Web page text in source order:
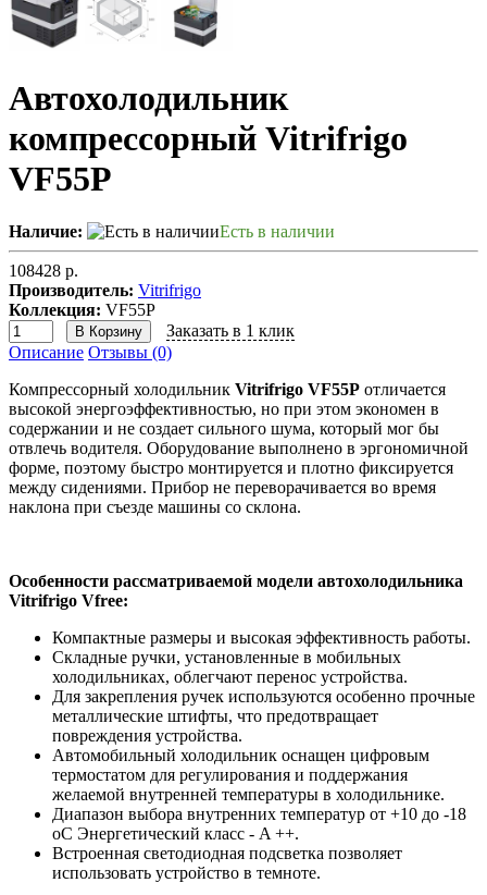
Автохолодильник
компрессорный Vitrifrigo
VF55P
Наличие: Есть в наличии
108428 р.
Производитель: Vitrifrigo
Коллекция: VF55P
В Корзину
Заказать в 1 клик
Описание Отзывы (0)
Компрессорный холодильник Vitrifrigo VF55P отличается
высокой энергоэффективностью, но при этом экономен в
содержании и не создает сильного шума, который мог бы
отвлечь водителя. Оборудование выполнено в эргономичной
форме, поэтому быстро монтируется и плотно фиксируется
между сидениями. Прибор не переворачивается во время
наклона при съезде машины со склона.
Особенности рассматриваемой модели автохолодильника
Vitrifrigo Vfree:
Компактные размеры и высокая эффективность работы.
Складные ручки, установленные в мобильных
холодильниках, облегчают перенос устройства.
Для закрепления ручек используются особенно прочные
металлические штифты, что предотвращает
повреждения устройства.
Автомобильный холодильник оснащен цифровым
термостатом для регулирования и поддержания
желаемой внутренней температуры в холодильнике.
Диапазон выбора внутренних температур от +10 до -18
oC Энергетический класс - A ++.
Встроенная светодиодная подсветка позволяет
использовать устройство в темноте.